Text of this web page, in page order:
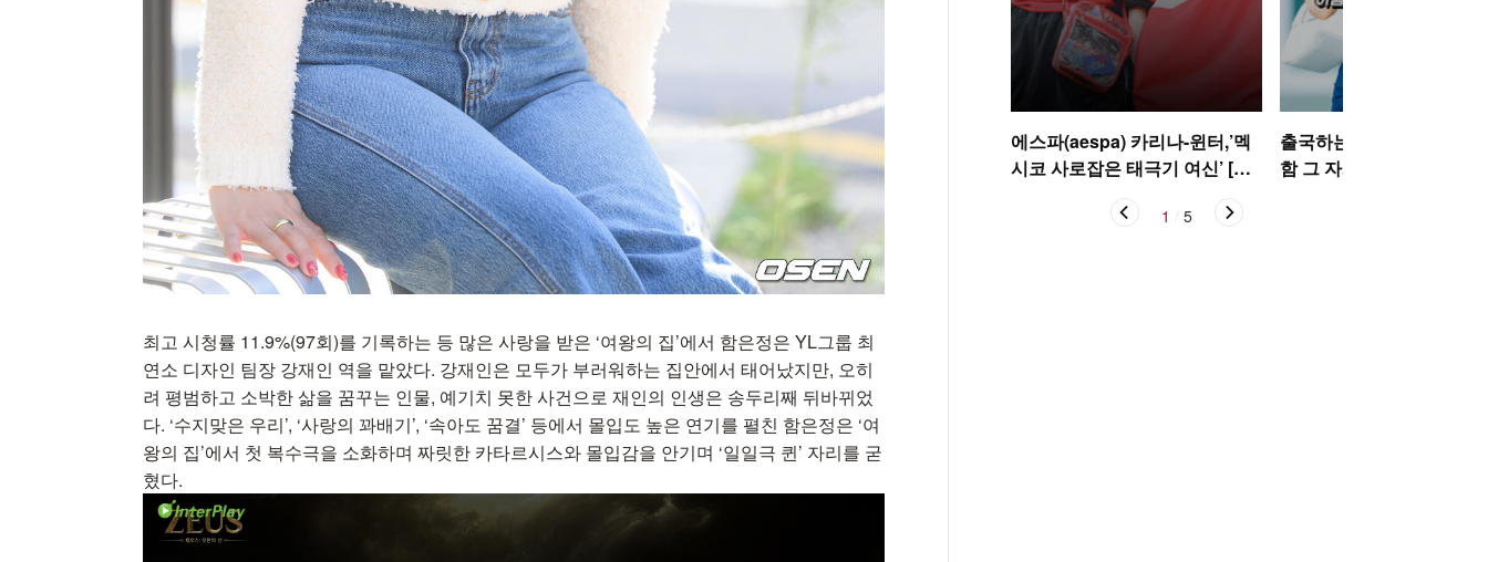
최고 시청률 11.9%(97회)를 기록하는 등 많은 사랑을 받은 ‘여왕의 집’에서 함은정은 YL그룹 최
연소 디자인 팀장 강재인 역을 맡았다. 강재인은 모두가 부러워하는 집안에서 태어났지만, 오히
려 평범하고 소박한 삶을 꿈꾸는 인물, 예기치 못한 사건으로 재인의 인생은 송두리째 뒤바뀌었
다. ‘수지맞은 우리’, ‘사랑의 꽈배기’, ‘속아도 꿈결’ 등에서 몰입도 높은 연기를 펼친 함은정은 ‘여
왕의 집’에서 첫 복수극을 소화하며 짜릿한 카타르시스와 몰입감을 안기며 ‘일일극 퀸’ 자리를 굳
혔다.
에스파(aespa) 카리나-윈터,’멕
시코 사로잡은 태극기 여신’ [O!
출국하는 박규영, 아침부
함 그 자체~ [O! STAR 숏
1 5